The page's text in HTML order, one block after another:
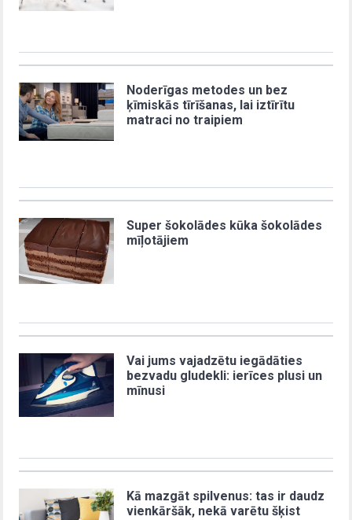
Noderīgas metodes un bez
ķīmiskās tīrīšanas, lai iztīrītu
matraci no traipiem
Super šokolādes kūka šokolādes
mīļotājiem
Vai jums vajadzētu iegādāties
bezvadu gludekli: ierīces plusi un
mīnusi
Kā mazgāt spilvenus: tas ir daudz
vienkāršāk, nekā varētu šķist